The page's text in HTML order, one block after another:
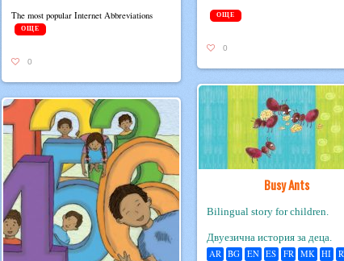
The most pop­u­lar Inter­net Abbreviations
ОЩЕ
0
ОЩЕ
0
Busy Ants
Bilingual story for children.
Двуезична история за деца.
AR BG EN ES FR MK HI